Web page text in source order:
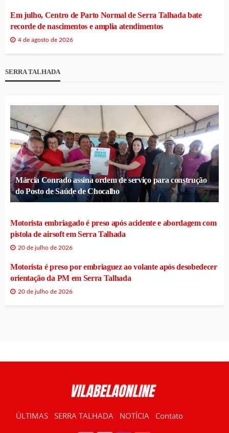
Em julho, Centro de Parto Normal de Serra Talhada bate
recorde de nascimentos e amplia atendimentos
4 de agosto de 2026
SERRA TALHADA
Márcia Conrado assina ordem de serviço para construção
do Posto de Saúde de Chocalho
Motorista embriagado é preso após acidente e abordagem com
pistola de airsoft em Serra Talhada
20 de julho de 2026
Motorista é preso por embriaguez ao volante após desobedecer
orientação da PM em Serra Talhada
20 de julho de 2026
ÚLTIMAS SERRA TALHADA NOTÍCIA Contato